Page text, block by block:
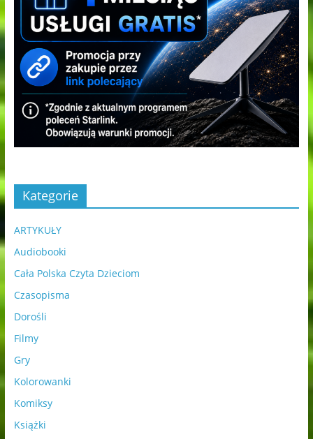
Kategorie
ARTYKUŁY
Audiobooki
Cała Polska Czyta Dzieciom
Czasopisma
Dorośli
Filmy
Gry
Kolorowanki
Komiksy
Książki